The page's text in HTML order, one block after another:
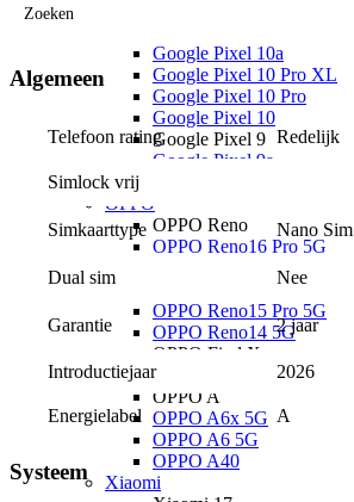
Google Pixel 10a
Google Pixel 10 Pro XL
Google Pixel 10 Pro
Google Pixel 10
Google Pixel 9
Google Pixel 9a
OPPO
OPPO Reno
OPPO Reno16 Pro 5G
OPPO Reno16 F 5G
OPPO Reno16 5G
OPPO Reno15 Pro 5G
OPPO Reno14 5G
OPPO Find X
OPPO Find X9 Ultra
OPPO A
OPPO A6x 5G
OPPO A6 5G
OPPO A40
Xiaomi
Zoeken
Algemeen
Telefoon rating Redelijk
Simlock vrij
Simkaarttype Nano Sim
Dual sim Nee
Garantie 2 jaar
Introductiejaar 2026
Energielabel A
Systeem